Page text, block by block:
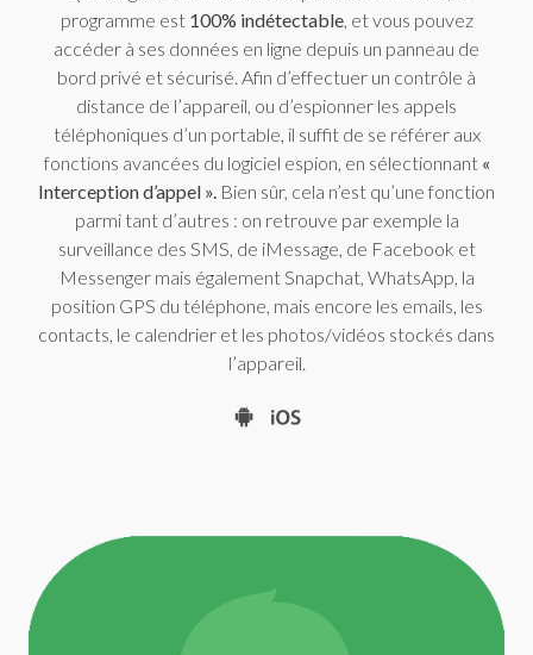
programme est 100% indétectable, et vous pouvez
accéder à ses données en ligne depuis un panneau de
bord privé et sécurisé. Afin d’effectuer un contrôle à
distance de l’appareil, ou d’espionner les appels
téléphoniques d’un portable, il suffit de se référer aux
fonctions avancées du logiciel espion, en sélectionnant «
Interception d’appel ». Bien sûr, cela n’est qu’une fonction
parmi tant d’autres : on retrouve par exemple la
surveillance des SMS, de iMessage, de Facebook et
Messenger mais également Snapchat, WhatsApp, la
position GPS du téléphone, mais encore les emails, les
contacts, le calendrier et les photos/vidéos stockés dans
l’appareil.